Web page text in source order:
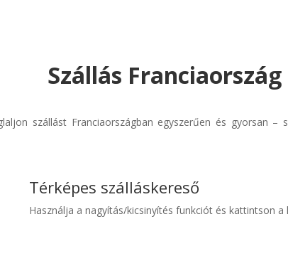
Szállás
szállást Franciaországban egyszerűen és gyorsan
Térképes szálláskereső
Használja a nagyítás/kicsinyítés funkciót és kattintson a